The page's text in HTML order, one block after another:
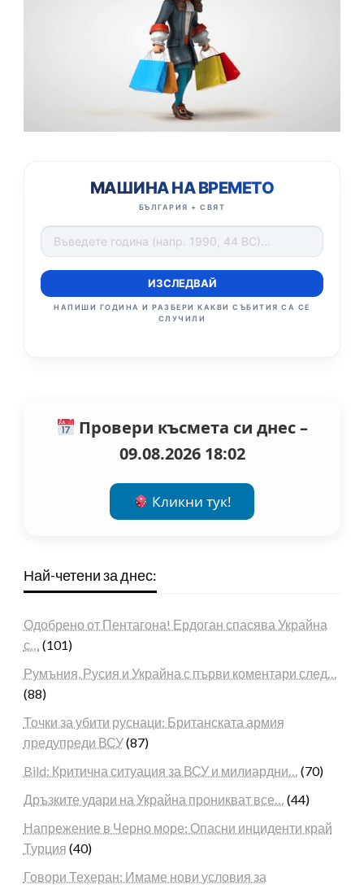
МАШИНА НА ВРЕМЕТО
БЪЛГАРИЯ + СВЯТ
ИЗСЛЕДВАЙ
НАПИШИ ГОДИНА И РАЗБЕРИ КАКВИ СЪБИТИЯ СА СЕ
СЛУЧИЛИ
Провери късмета си днес –
09.08.2026 18:02
Кликни тук!
Най-четени за днес:
Одобрено от Пентагона! Ердоган спасява Украйна
с… (101)
Румъния, Русия и Украйна с първи коментари след…
(88)
Точки за убити руснаци: Британската армия
предупреди ВСУ(87)
Bild: Критична ситуация за ВСУ и милиардни… (70)
Дръзките удари на Украйна проникват все… (44)
Напрежение в Черно море: Опасни инциденти край
Турция (40)
Говори Техеран: Имаме нови условия за